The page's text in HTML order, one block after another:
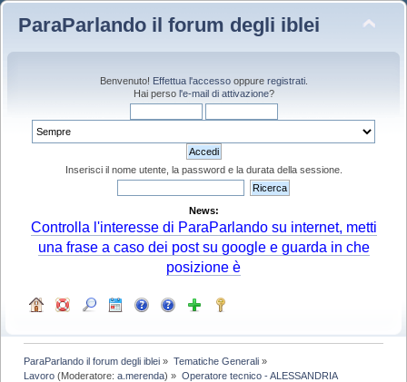
ParaParlando il forum degli iblei
Benvenuto! Effettua l'accessooppure registrati.
Hai perso l'e-mail di attivazione?
Inserisci il nome utente, la password e la durata della sessione.
News:
Controlla l'interesse di ParaParlando su internet, metti
una frase a caso dei post su google e guarda in che
posizione è
ParaParlando il forum degli iblei » Tematiche Generali»
Lavoro (Moderatore:a.merenda) » Operatore tecnico - ALESSANDRIA